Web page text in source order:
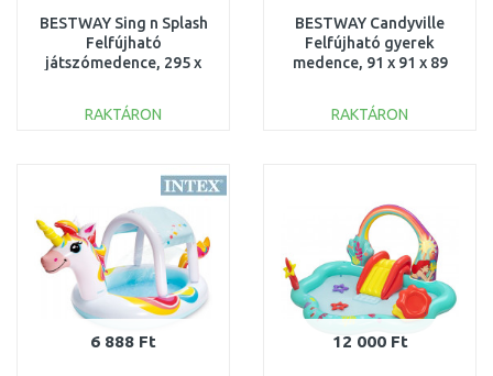
BESTWAY Sing n Splash
Felfújható
játszómedence, 295 x
RAKTÁRON
Összehasonlítás
BESTWAY Candyville
Felfújható gyerek
medence, 91 x 91 x 89
RAKTÁRON
6 888 Ft 12 000 Ft